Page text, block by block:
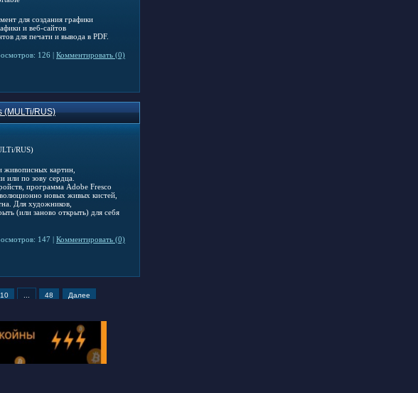
для создания графики
и веб-сайтов
для печати и вывода в PDF.
126 | Комментировать (0)
(MULTi/RUS)
живописных картин,
или по зову сердца.
программа Adobe Fresco
новых живых кистей,
Для художников,
(или заново открыть) для себя
147 | Комментировать (0)
10 48 Далее